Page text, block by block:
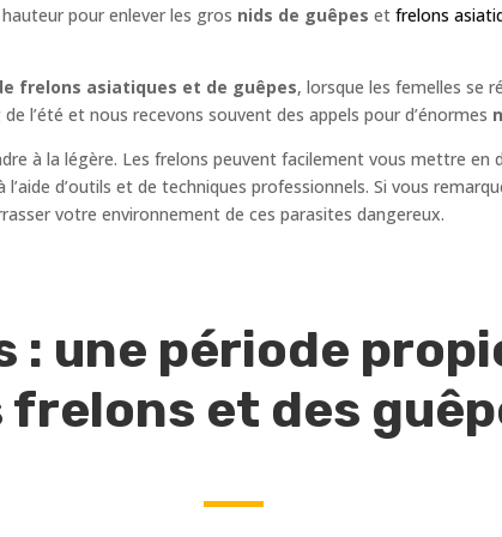
hauteur pour enlever les gros nids de guêpes et frelons
frelons asiatiques et de guêpes, lorsque les femelles se
l’été et nous recevons souvent des appels pour d’énormes
à la légère. Les frelons peuvent facilement vous mettre en
d’outils et de techniques professionnels. Si vous
votre environnement de ces parasites dangereux.
: une période
frelons et des